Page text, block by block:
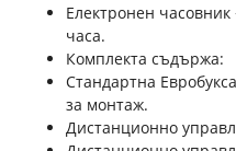
Електронен
часа.
Комплекта съдържа:
Стандартна
за монтаж.
Дистанционно